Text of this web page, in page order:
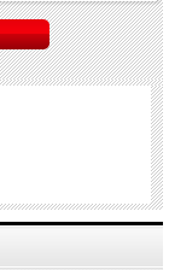
。お揃いデザインの還
ます。宅配便をご選択